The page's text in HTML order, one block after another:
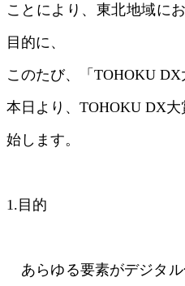
ことにより、東北地域に
目的に、
このたび、「TOHOKU DX
本日より、TOHOKU DX
始します。
1.目的
あらゆる要素がデジタル